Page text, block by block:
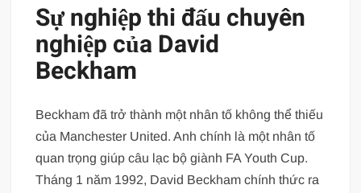
Sự nghiệp thi đấu chuyên
nghiệp của David
Beckham
Beckham đã trở thành một nhân tố không thể thiếu
của Manchester United. Anh chính là một nhân tố
quan trọng giúp câu lạc bộ giành FA Youth Cup.
Tháng 1 năm 1992, David Beckham chính thức ra